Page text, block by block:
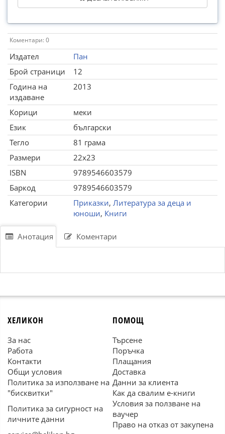
Коментари: 0
Издател
Пан
Брой страници
12
Година на
издаване
2013
Корици
меки
Език
български
Тегло
81 грама
Размери
22x23
ISBN
9789546603579
Баркод
9789546603579
Категории
Приказки, Литература за деца и
юноши, Книги
Анотация Коментари
ХЕЛИКОН
За нас
Работа
Контакти
Общи условия
Политика за използване на
"бисквитки"
Политика за сигурност на
личните данни
ПОМОЩ
Търсене
Поръчка
Плащания
Доставка
Данни за клиента
Как да свалим е-книги
Условия за ползване на
ваучер
Право на отказ от закупена